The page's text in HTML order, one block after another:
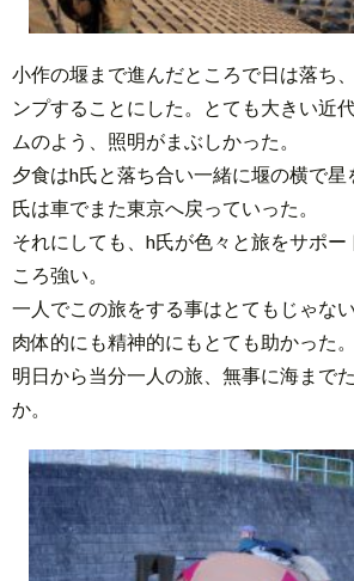
小作の堰まで進んだところで日は落ち
ンプすることにした。とても大きい近
ムのよう、照明がまぶしかった。
夕食はh氏と落ち合い一緒に堰の横で
氏は車でまた東京へ戻っていった。
それにしても、h氏が色々と旅をサポー
ころ強い。
一人でこの旅をする事はとてもじゃな
肉体的にも精神的にもとても助かった。
明日から当分一人の旅、無事に海まで
か。